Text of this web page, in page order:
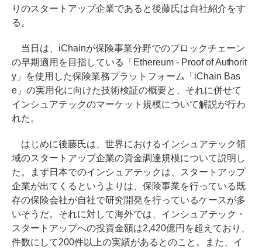
りのスタートアップ企業であると後藤氏は自社紹介をす
る。
当日は、iChainが保険事業分野でのブロックチェーン
の早期適用を目指している「Ethereum - Proof of Authorit
y」を使用した保険業務プラットフォーム「iChain Bas
e」の実用化に向けた技術検証の概要と、それに併せて
インシュアテックのマーケット規模について解説が行わ
れた。
はじめに後藤氏は、世界におけるインシュアテック領
域のスタートアップ企業の資金調達規模について説明し
た。まず日本でのインシュアテックは、スタートアップ
企業が出てくるというよりは、保険事業を行っている既
存の保険会社が自社で研究開発を行っているケースが多
いそうだ。それに対して海外では、インシュアテック・
スタートアップへの投資金額は2,420億円を超えており、
件数にして200件以上の実績があるとのこと。また、イ